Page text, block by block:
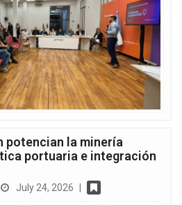
potencian la minería
portuaria e integración
July 24, 2026